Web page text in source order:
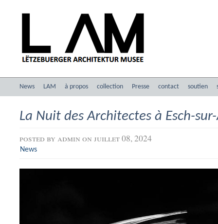
News LAM à propos collection Presse contact soutien
La Nuit des Architectes à Esch-
posted by admin on juillet 08, 2024
News